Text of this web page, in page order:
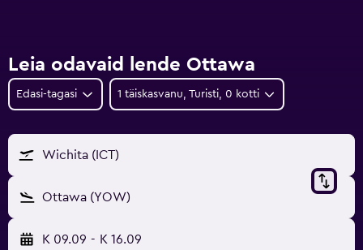
Leia odavaid lende Ottawa
Edasi-tagasi 1 täiskasvanu, Turisti, 0 kotti
Wichita (ICT)
Ottawa (YOW)
K 09.09 - K 16.09